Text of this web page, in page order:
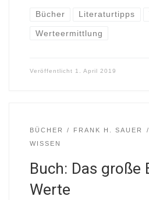
Bücher Literaturtipps
Werteermittlung
Veröffentlicht 1. April 2019
BÜCHER FRANK H. SAUER
WISSEN
Buch: Das große
Werte